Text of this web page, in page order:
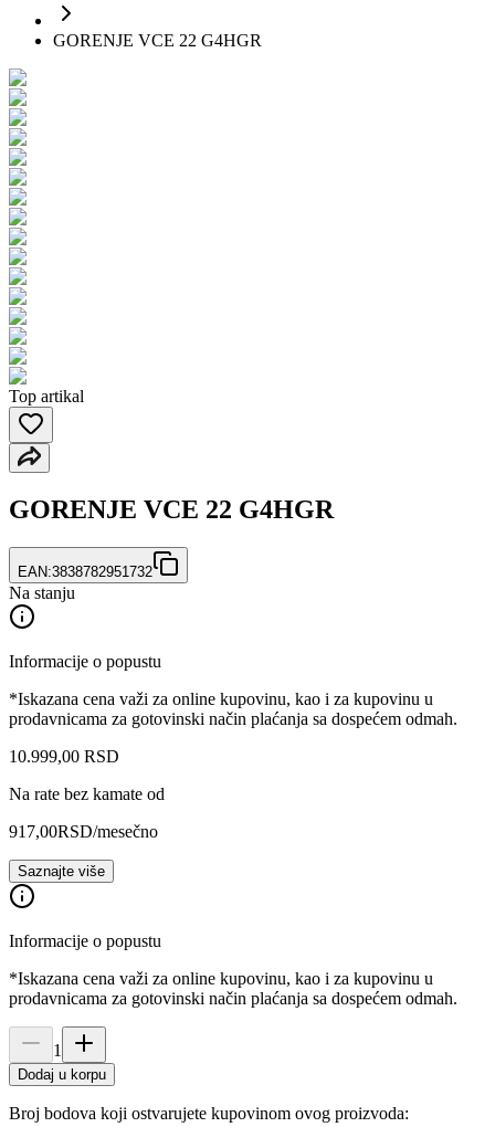
GORENJE VCE 22 G4HGR
Top artikal
GORENJE VCE 22 G4HGR
EAN:3838782951732
Na stanju
Informacije o popustu
*Iskazana cena važi za online kupovinu, kao i za kupovinu u
prodavnicama za gotovinski način plaćanja sa dospećem odmah.
10.999,00 RSD
Na rate bez kamate od
917,00RSD/mesečno
Saznajte više
Informacije o popustu
*Iskazana cena važi za online kupovinu, kao i za kupovinu u
prodavnicama za gotovinski način plaćanja sa dospećem odmah.
1
Dodaj u korpu
Broj bodova koji ostvarujete kupovinom ovog proizvoda: